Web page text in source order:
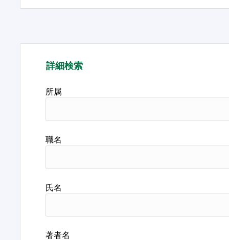
詳細検索
所属
職名
氏名
著者名